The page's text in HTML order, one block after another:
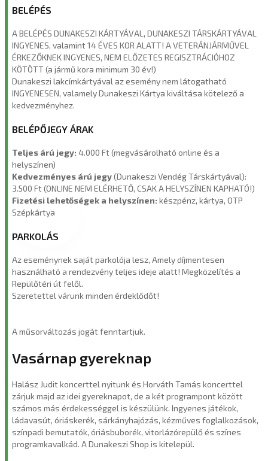
BELÉPÉS
A BELÉPÉS DUNAKESZI KÁRTYÁVAL, DUNAKESZI TÁRSKÁRTYÁVAL
INGYENES, valamint 14 ÉVES KOR ALATT! A VETERÁNJÁRMŰVEL
ÉRKEZŐKNEK INGYENES, NEM ELŐZETES REGISZTRÁCIÓHOZ
KÖTÖTT (a jármű kora minimum 30 év!)
Dunakeszi lakcímkártyával az esemény nem látogatható
INGYENESEN, valamely Dunakeszi Kártya kiváltása kötelező a
kedvezményhez.
BELÉPŐJEGY ÁRAK
Teljes árú jegy: 4.000 Ft (megvásárolható online és a
helyszínen)
Kedvezményes árú jegy(Dunakeszi Vendég Társkártyával):
3.500 Ft (ONLINE NEM ELÉRHETŐ, CSAK A HELYSZÍNEN KAPHATÓ!)
Fizetési lehetőségek a helyszínen: készpénz, kártya, OTP
Szépkártya
PARKOLÁS
Az eseménynek saját parkolója lesz, Amely díjmentesen
használható a rendezvény teljes ideje alatt! Megközelítés a
Repülőtéri út felől.
Szeretettel várunk minden érdeklődőt!
A műsorváltozás jogát fenntartjuk.
Vasárnap gyereknap
Halász Judit koncerttel nyitunk és Horváth Tamás koncerttel
zárjuk majd az idei gyereknapot, de a két programpont között
számos más érdekességgel is készülünk. Ingyenes játékok,
ládavasút, óriáskerék, sárkányhajózás, kézműves foglalkozások,
színpadi bemutatók, óriásbuborék, vitorlázórepülő és színes
programkavalkád. A Dunakeszi Shop is kitelepül.